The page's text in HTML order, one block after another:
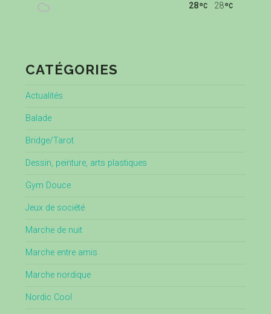
28
28
CATÉGORIES
Actualités
Balade
Bridge/Tarot
Dessin, peinture, arts plastiques
Gym Douce
Jeux de société
Marche de nuit
Marche entre amis
Marche nordique
Nordic Cool